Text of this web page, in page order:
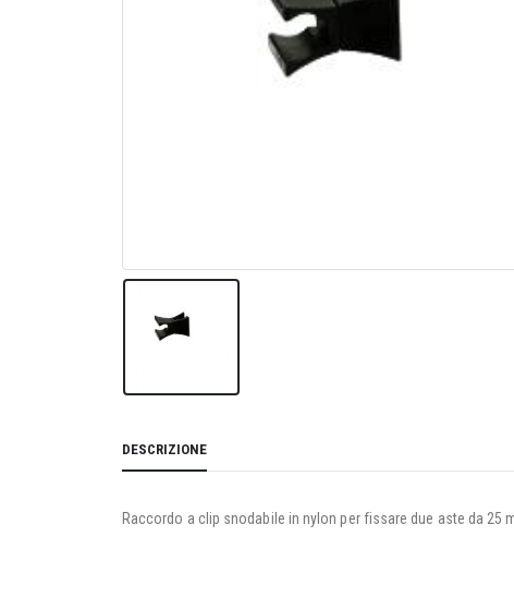
DESCRIZIONE
Raccordo a clip snodabile in nylon per fissare due aste da 25